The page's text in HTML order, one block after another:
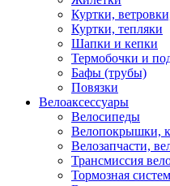
Куртки,
Куртки, тепляки
Шапки и кепки
Термобочки и
Бафы (трубы)
Повязки
Велоаксессуары
Велосипеды
Велопокрышки,
Велозапчасти,
Трансмиссия
Тормозная